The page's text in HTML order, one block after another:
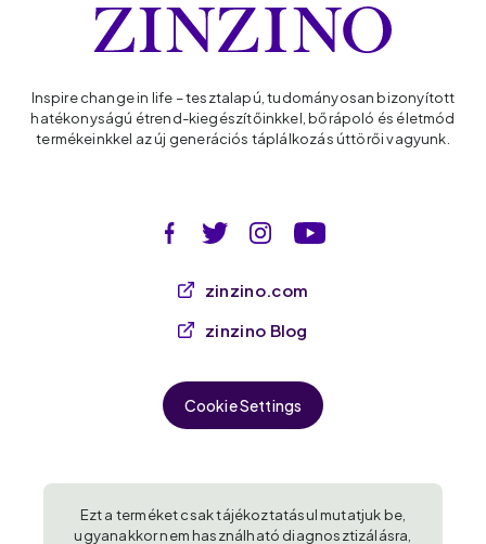
Inspire change in life – tesztalapú, tudományosan bizonyított
hatékonyságú étrend-kiegészítőinkkel, bőrápoló és életmód
termékeinkkel az új generációs táplálkozás úttörői vagyunk.
zinzino.com
zinzino Blog
Cookie Settings
Ezt a terméket csak tájékoztatásul mutatjuk be,
ugyanakkor nem használható diagnosztizálásra,